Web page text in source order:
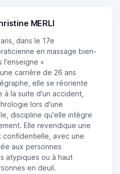
MERLI
dans le 17e
en massage bien-
l'enseigne «
carrière de 26 ans
elle se réoriente
la suite d'un accident,
lors d'une
discipline qu'elle intègre
Elle revendique une
avec une
aux personnes
atypiques ou à haut
en deuil.